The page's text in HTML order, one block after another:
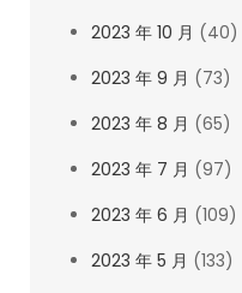
2023 年 10 月 (40)
2023 年 9 月 (73)
2023 年 8 月 (65)
2023 年 7 月 (97)
2023 年 6 月 (109)
2023 年 5 月 (133)